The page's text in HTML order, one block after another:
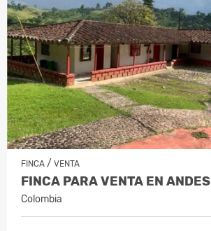
FINCA / VENTA
FINCA PARA VENTA EN ANDES
Colombia